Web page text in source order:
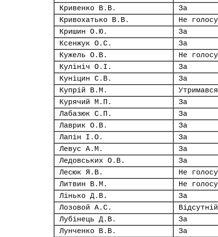
Кривенко В.В.
За
Кривохатько В.В.
Не
Кришин О.Ю.
За
Ксенжук О.С.
За
Кужель О.В.
Не
Кулініч О.І.
За
Куніцин С.В.
За
Купрій В.М.
Утримався
Курячий М.П.
За
Лабазюк С.П.
За
Лаврик О.В.
За
Лапін І.О.
За
Левус А.М.
За
Ледовських О.В.
За
Лесюк Я.В.
Не
Литвин В.М.
Не
Лінько Д.В.
За
Лозовой А.С.
Відсутній
Лубінець Д.В.
За
Лунченко В.В.
За